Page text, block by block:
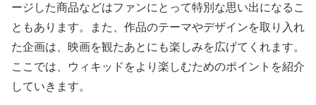
ージした商品などはファンにとって特別な思い出になるこ
ともあります。また、作品のテーマやデザインを取り入れ
た企画は、映画を観たあとにも楽しみを広げてくれます。
ここでは、ウィキッドをより楽しむためのポイントを紹介
していきます。